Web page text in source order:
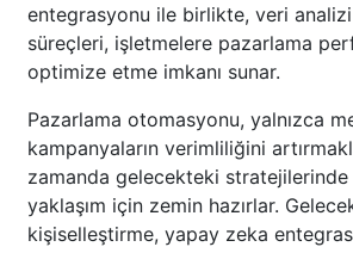
entegrasyonu ile birlikte, veri
süreçleri, işletmelere pazarlama
optimize etme imkanı sunar.
Pazarlama otomasyonu, yalnızca
kampanyaların verimliliğini
zamanda gelecekteki
yaklaşım için zemin hazırlar.
kişiselleştirme, yapay zeka